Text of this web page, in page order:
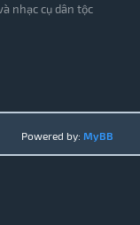
nhạc cụ dân tộc
Powered by: MyBB